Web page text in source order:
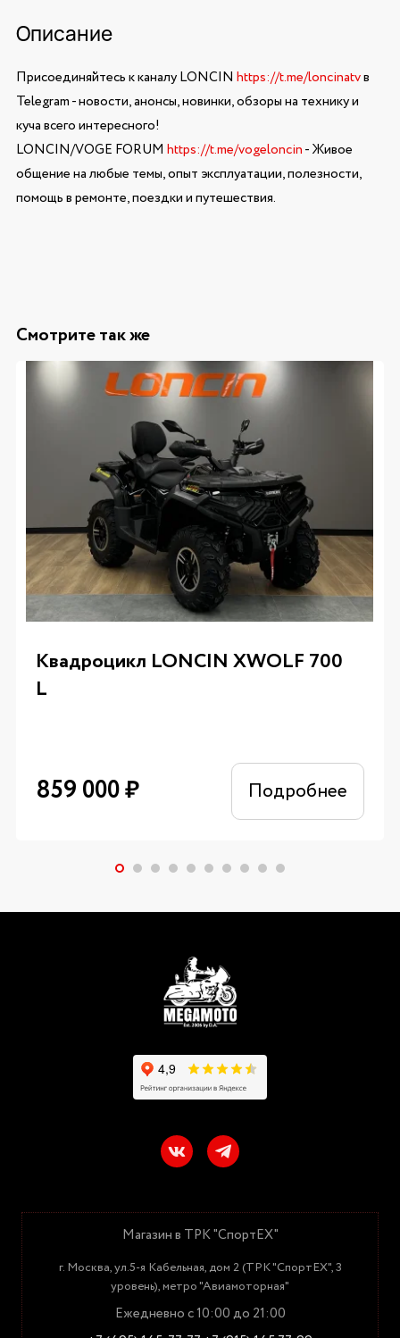
Описание
Присоединяйтесь к каналу LONCIN https://t.me/loncinatvв
Telegram - новости, анонсы, новинки, обзоры на технику и
куча всего интересного!
LONCIN/VOGE FORUM https://t.me/vogeloncin- Живое
общение на любые темы, опыт эксплуатации, полезности,
помощь в ремонте, поездки и путешествия.
Смотрите так же
Квадроцикл LONCIN XWOLF 700
L
859 000₽ Подробнее
Магазин в ТРК "СпортЕХ"
г. Москва, ул.5-я Кабельная, дом 2 (ТРК "СпортЕХ", 3
уровень), метро "Авиамоторная"
Ежедневно с 10:00 до 21:00